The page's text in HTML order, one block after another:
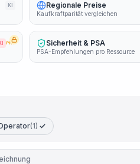
KI Regionale Preise
Kaufkraftparität vergleichen
KI PRO Sicherheit & PSA
PSA-Empfehlungen pro Ressource
(1)